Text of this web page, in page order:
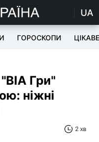
UA
ГОРОСКОПИ ЦІКАВЕ
Гри"
ніжні
2 хв